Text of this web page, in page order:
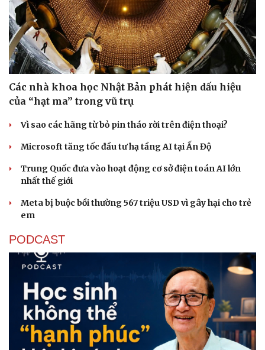
Các nhà khoa học Nhật Bản phát hiện dấu hiệu
của “hạt ma” trong vũ trụ
Vì sao các hãng từ bỏ pin tháo rời trên điện thoại?
Microsoft tăng tốc đầu tư hạ tầng AI tại Ấn Độ
Trung Quốc đưa vào hoạt động cơ sở điện toán AI lớn
nhất thế giới
Meta bị buộc bồi thường 567 triệu USD vì gây hại cho trẻ
em
PODCAST